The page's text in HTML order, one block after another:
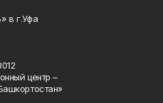
в г.Уфа
центр –